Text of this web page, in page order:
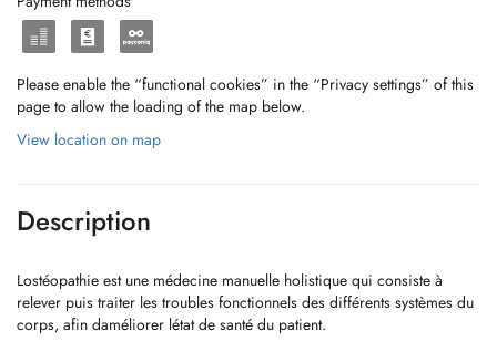
Please enable the “functional cookies” in the “Privacy settings” of this
page to allow the loading of the map below.
View location on map
Description
Lostéopathie est une médecine manuelle holistique qui consiste à
relever puis traiter les troubles fonctionnels des différents systèmes du
corps, afin daméliorer létat de santé du patient.